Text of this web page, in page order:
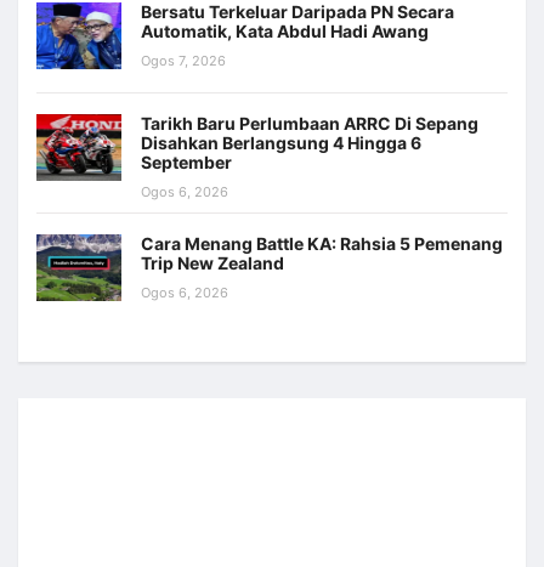
Bersatu Terkeluar Daripada PN Secara
Automatik, Kata Abdul Hadi Awang
Ogos 7, 2026
Tarikh Baru Perlumbaan ARRC Di Sepang
Disahkan Berlangsung 4 Hingga 6
September
Ogos 6, 2026
Cara Menang Battle KA: Rahsia 5 Pemenang
Trip New Zealand
Ogos 6, 2026